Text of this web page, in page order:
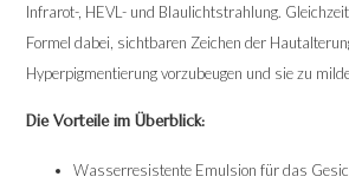
Infrarot-, HEVL- und Blaulichtstrahlung.
Formel dabei, sichtbaren Zeichen der
Hyperpigmentierung vorzubeugen und sie zu
Die Vorteile im Überblick:
Wasserresistente Emulsion für das